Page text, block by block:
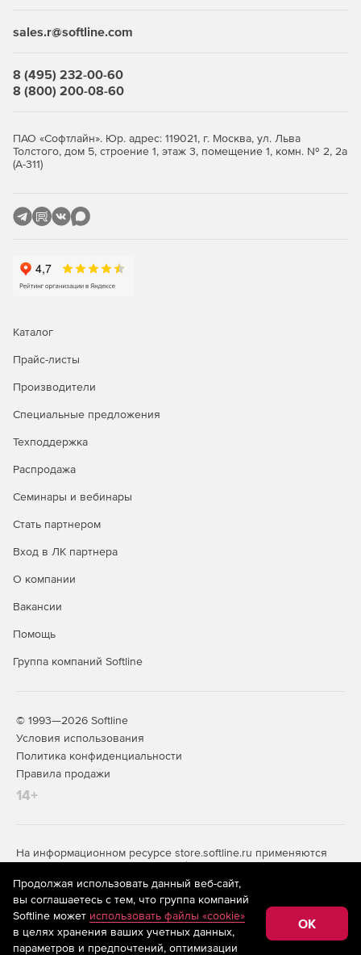
sales.r@softline.com
8 (495) 232-00-60
8 (800) 200-08-60
ПАО «Софтлайн». Юр. адрес: 119021, г. Москва, ул. Льва
Толстого, дом 5, строение 1, этаж 3, помещение 1, комн. № 2, 2а
(А-311)
Каталог
Прайс-листы
Производители
Специальные предложения
Техподдержка
Распродажа
Семинары и вебинары
Стать партнером
Вход в ЛК партнера
О компании
Вакансии
Помощь
Группа компаний Softline
© 1993—2026 Softline
Условия использования
Политика конфиденциальности
Правила продажи
14+
На информационном ресурсе store.softline.ru применяются
рекомендательные технологии(информационные технологии
предоставления информации на основе сбора,
систематизации и анализа сведений, относящихся к
предпочтениям пользователей сети «Интернет»,
находящихся на территории Российской Федерации)
Продолжая использовать данный веб-сайт,
вы соглашаетесь с тем, что группа компаний
Softline может использовать файлы «cookie»
в целях хранения ваших учетных данных,
параметров и предпочтений, оптимизации
OK